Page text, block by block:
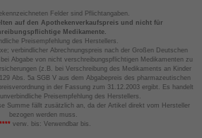
Felder sind Pflichtangaben.
auf den Apothekenverkaufspreis und nicht für
Medikamente.
Preisempfehlung des Herstellers.
verbindlicher Abrechnungspreis nach der Großen Deutschen
Abgabe von nicht verschreibungspflichtigen Medikamenten zu
(z.B. bei Verschreibung des Medikaments an Kinder
Abs. 5a SGB V aus dem Abgabepreis des pharmazeutischen
in der Fassung zum 31.12.2003 ergibt. Es handelt
Preisempfehlung des Herstellers.
Summe fällt zusätzlich an, da der Artikel direkt vom Hersteller
bezogen werden muss.
verw. bis: Verwendbar bis.